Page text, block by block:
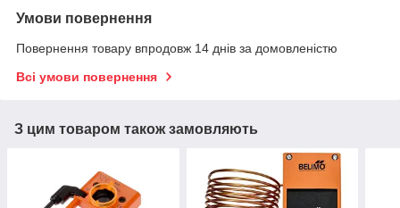
Умови повернення
Повернення товару впродовж 14 днів за домовленістю
Всі умови повернення
З цим товаром також замовляють